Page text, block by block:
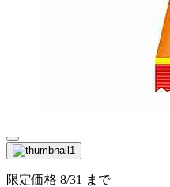
限定価格 8/31 まで